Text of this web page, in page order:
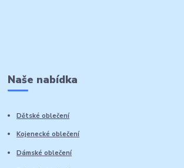
Naše nabídka
Dětské oblečení
Kojenecké oblečení
Dámské oblečení